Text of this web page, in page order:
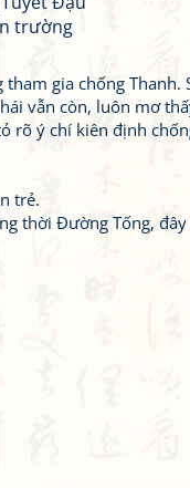
trường
tham gia chống
vẫn còn, luôn mơ
rõ ý chí kiên định
trẻ.
thời Đường Tống,